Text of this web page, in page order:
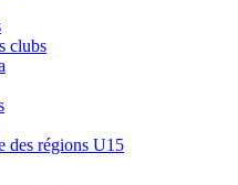
clubs
des régions U15